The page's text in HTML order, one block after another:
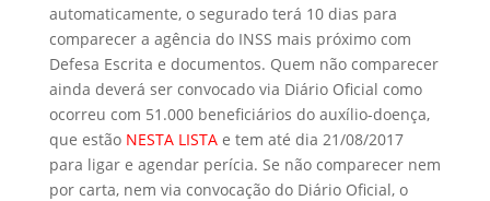
automaticamente, o segurado terá 10 dias para
comparecer a agência do INSS mais próximo com
Defesa Escrita e documentos. Quem não comparecer
ainda deverá ser convocado via Diário Oficial como
ocorreu com 51.000 beneficiários do auxílio-doença,
que estão NESTA LISTA e tem até dia 21/08/2017
para ligar e agendar perícia. Se não comparecer nem
por carta, nem via convocação do Diário Oficial, o